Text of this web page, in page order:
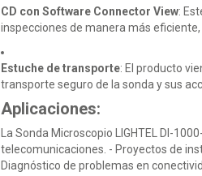
CD con Software Connector View:
inspecciones de manera más
Estuche de transporte: El producto
transporte seguro de la sonda y sus
Aplicaciones:
La Sonda Microscopio LIGHTEL DI-
telecomunicaciones. - Proyectos de
Diagnóstico de problemas en